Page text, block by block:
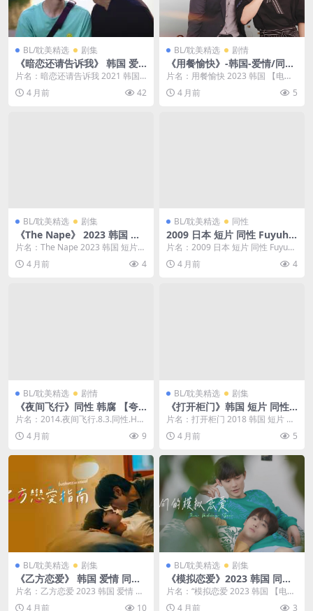
BL/耽美精选 剧集
《暗恋还请告诉我》 韩国 爱
情 同性 夸克网盘
片名：暗恋还请告诉我 2021 韩国
爱情 同性 ??? ??? ??? 分类：...
4 月前 42
BL/耽美精选 剧情
《用餐愉快》-韩国-爱情/同
性-夸克网盘
片名：用餐愉快 2023 韩国 【电视
剧】 爱情同性 分类：电影 年份：2
023...4 月前 5
BL/耽美精选 剧集
《The Nape》 2023 韩国 短
片 同性 夸克网盘
片名：The Nape 2023 韩国 短片
同性 Kim Yu-ra 分类：电...
4 月前 4
BL/耽美精选 同性
2009 日本 短片 同性 Fuyuhik
o Takata
片名：2009 日本 短片 同性 Fuyuhi
ko Takata 分类：电影 年...
4 月前 4
BL/耽美精选 剧情
《夜间飞行》同性 韩腐 【夸
克网盘】
片名：2014.夜间飞行.8.3.同性.HD
720P 分类：电影 年份：2014...
4 月前 9
BL/耽美精选 剧集
《打开柜门》韩国 短片 同性
【夸克网盘】
片名：打开柜门 2018 韩国 短片 同
性 ?? ??? ??? 分类：电影 年...
4 月前 5
BL/耽美精选 剧集
《乙方恋爱》 韩国 爱情 同性
【夸克网盘】
片名：乙方恋爱 2023 韩国 爱情 同
性 分类：电影 年份：2023 详情介
4 月前 10
BL/耽美精选 剧集
《模拟恋爱》2023 韩国 同性
全集 【夸克网盘】
片名：“模拟恋爱 2023 韩国 【电视
剧】 同性 ” ...
4 月前 3